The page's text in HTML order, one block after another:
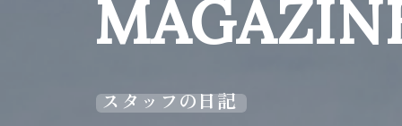
スタッフの日記